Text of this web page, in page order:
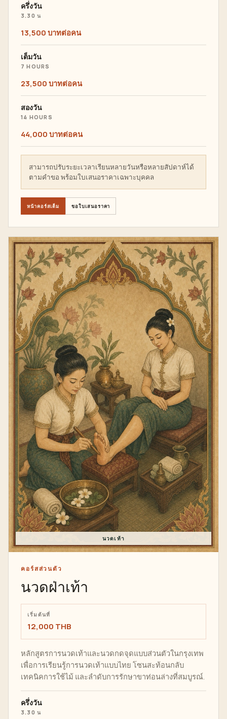
ครึ่งวัน
3.30 น
13,500 บาทต่อคน
เต็มวัน
7 HOURS
23,500 บาทต่อคน
สองวัน
14 HOURS
44,000 บาทต่อคน
สามารถปรับระยะเวลาเรียนหลายวันหรือหลายสัปดาห์ได้
ตามคำขอ พร้อมใบเสนอราคาเฉพาะบุคคล
หน้าคอร์สเต็ม ขอใบเสนอราคา
นวดเท้า
คอร์สส่วนตัว
นวดฝ่าเท้า
เริ่มต้นที่
12,000 THB
หลักสูตรการนวดเท้าและนวดกดจุดแบบส่วนตัวในกรุงเทพ
เพื่อการเรียนรู้การนวดเท้าแบบไทย โซนสะท้อนกลับ
เทคนิคการใช้ไม้ และลำดับการรักษาขาท่อนล่างที่สมบูรณ์.
ครึ่งวัน
3.30 น